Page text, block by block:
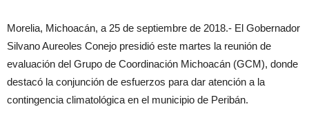
Morelia, Michoacán, a 25 de septiembre de 2018.- El Gobernador
Silvano Aureoles Conejo presidió este martes la reunión de
evaluación del Grupo de Coordinación Michoacán (GCM), donde
destacó la conjunción de esfuerzos para dar atención a la
contingencia climatológica en el municipio de Peribán.